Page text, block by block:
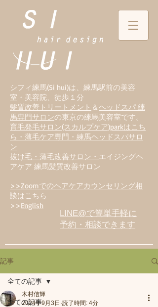
シフィ練馬(Si hui)は、 練馬駅前の美容
室・美容院、徒歩１分
髪質改善トリートメント ＆ヘッドスパ 練
馬専門サロンの東京の練馬美容室です。
育毛発毛サロン(スカルプケア)parkはこち
ら・薄毛ケア専門・練馬ヘッドスパサロ
ン
抜け毛・薄毛改善サロン・ エイジングヘ
アケア 練馬髪質改善サロン
>>Zoomでのヘアケアカウンセリング相
談はこちら
>>English
LINE@で簡単手軽に
予約・相談できます
記事
全ての記事
全ての記事
木村信輝
2024年9月3日 読了時間: 4分